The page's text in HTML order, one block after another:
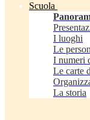
Scuola
I luoghi
Le
I numeri
Le carte
La storia